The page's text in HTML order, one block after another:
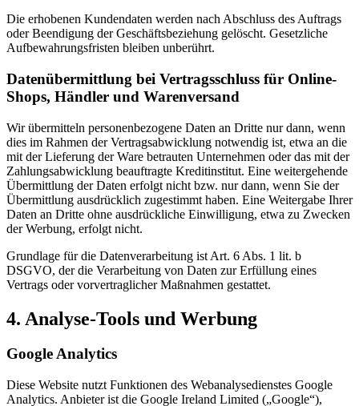
Die erhobenen Kundendaten werden nach Abschluss des Auftrags
oder Beendigung der Geschäftsbeziehung gelöscht. Gesetzliche
Aufbewahrungsfristen bleiben unberührt.
Datenübermittlung bei Vertragsschluss für Online-
Shops, Händler und Warenversand
Wir übermitteln personenbezogene Daten an Dritte nur dann, wenn
dies im Rahmen der Vertragsabwicklung notwendig ist, etwa an die
mit der Lieferung der Ware betrauten Unternehmen oder das mit der
Zahlungsabwicklung beauftragte Kreditinstitut. Eine weitergehende
Übermittlung der Daten erfolgt nicht bzw. nur dann, wenn Sie der
Übermittlung ausdrücklich zugestimmt haben. Eine Weitergabe Ihrer
Daten an Dritte ohne ausdrückliche Einwilligung, etwa zu Zwecken
der Werbung, erfolgt nicht.
Grundlage für die Datenverarbeitung ist Art. 6 Abs. 1 lit. b
DSGVO, der die Verarbeitung von Daten zur Erfüllung eines
Vertrags oder vorvertraglicher Maßnahmen gestattet.
4. Analyse-Tools und Werbung
Google Analytics
Diese Website nutzt Funktionen des Webanalysedienstes Google
Analytics. Anbieter ist die Google Ireland Limited („Google“),